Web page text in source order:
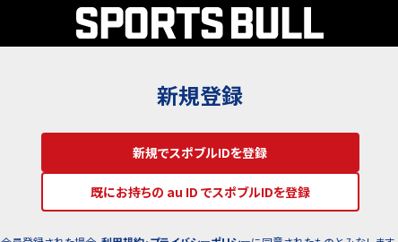
新規登録
新規でスポブルIDを登録
既にお持ちの au ID でスポブルIDを登録